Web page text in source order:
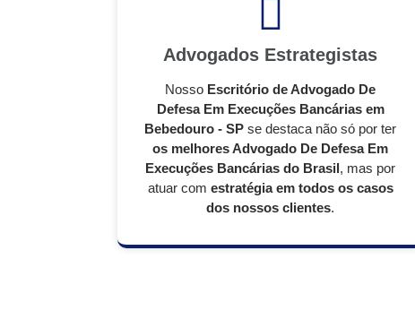
Advogados Estrategistas
Nosso Escritório de Advogado De
Defesa Em Execuções Bancárias em
Bebedouro - SP se destaca não só por ter
os melhores Advogado De Defesa Em
Execuções Bancárias do Brasil, mas por
atuar com estratégia em todos os casos
dos nossos clientes.